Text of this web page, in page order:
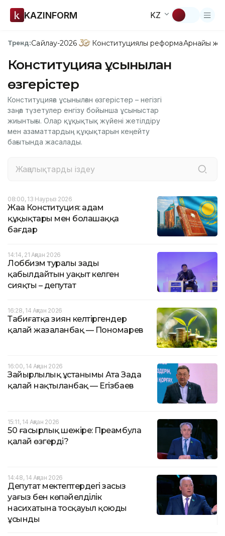
KAZINFORM KZ
Тренд:Сайлау-2026 Конституциялық реформаАрнайы
Конституцияға ұсынылған
өзгерістер
Конституцияға ұсынылған өзгерістер – негізгі
заңға түзетулер енгізу бойынша ұсыныстар
жиынтығы. Олар құқықтық жүйені жетілдіру
мен азаматтардың құқықтарын кеңейту
бағытында жасалады.
08:00, 13 Наурыз 2026
Жаңа Конституция: адам
құқықтары мен болашаққа
бағдар
14:14, 21 Ақпан 2026
Лоббизм туралы заңды
қабылдайтын уақыт келген
сияқты – депутат
16:28, 14 Ақпан 2026
Табиғатқа зиян келтіргендер
қалай жазаланбақ — Пономарев
16:00, 14 Ақпан 2026
Зайырлылық ұстанымы Ата Заңда
қалай нақтыланбақ — Егізбаев
15:11, 14 Ақпан 2026
50 ғасырлық шежіре: Преамбула
қалай өзгерді?
14:48, 14 Ақпан 2026
Депутат мектептердегі заңсыз
уағыз бен көпәйелділік
насихатына тосқауыл қоюды
ұсынды